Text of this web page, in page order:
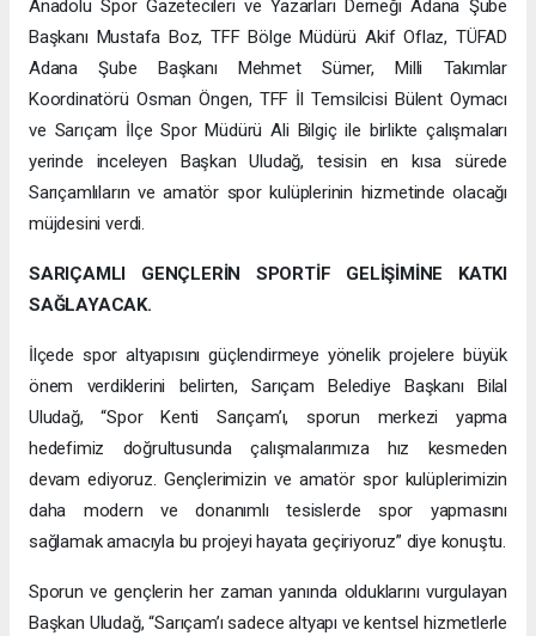
Anadolu Spor Gazetecileri ve Yazarları Derneği Adana Şube
Başkanı Mustafa Boz, TFF Bölge Müdürü Akif Oflaz, TÜFAD
Adana Şube Başkanı Mehmet Sümer, Milli Takımlar
Koordinatörü Osman Öngen, TFF İl Temsilcisi Bülent Oymacı
ve Sarıçam İlçe Spor Müdürü Ali Bilgiç ile birlikte çalışmaları
yerinde inceleyen Başkan Uludağ, tesisin en kısa sürede
Sarıçamlıların ve amatör spor kulüplerinin hizmetinde olacağı
müjdesini verdi.
SARIÇAMLI GENÇLERİN SPORTİF GELİŞİMİNE KATKI
SAĞLAYACAK.
İlçede spor altyapısını güçlendirmeye yönelik projelere büyük
önem verdiklerini belirten, Sarıçam Belediye Başkanı Bilal
Uludağ, “Spor Kenti Sarıçam’ı, sporun merkezi yapma
hedefimiz doğrultusunda çalışmalarımıza hız kesmeden
devam ediyoruz. Gençlerimizin ve amatör spor kulüplerimizin
daha modern ve donanımlı tesislerde spor yapmasını
sağlamak amacıyla bu projeyi hayata geçiriyoruz” diye konuştu.
Sporun ve gençlerin her zaman yanında olduklarını vurgulayan
Başkan Uludağ, “Sarıçam’ı sadece altyapı ve kentsel hizmetlerle